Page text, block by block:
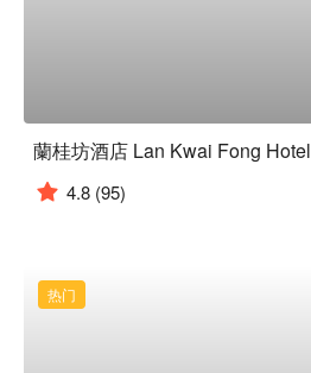
蘭桂坊酒店 Lan Kwai Fong Hotel
4.8 (95)
热门